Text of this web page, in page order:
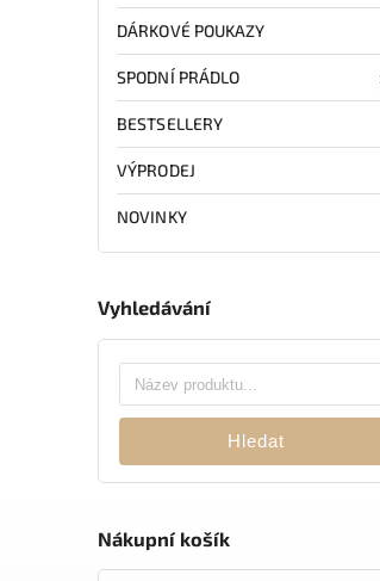
DÁRKOVÉ POUKAZY
SPODNÍ PRÁDLO
BESTSELLERY
VÝPRODEJ
NOVINKY
Vyhledávání
Hledat
Nákupní košík